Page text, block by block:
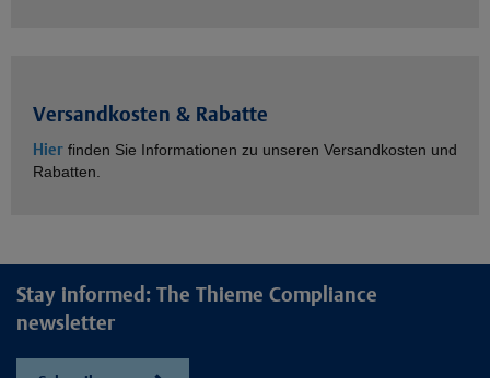
Versandkosten & Rabatte
Hier finden Sie Informationen zu unseren Versandkosten und
Rabatten.
Stay informed: The Thieme Compliance
newsletter